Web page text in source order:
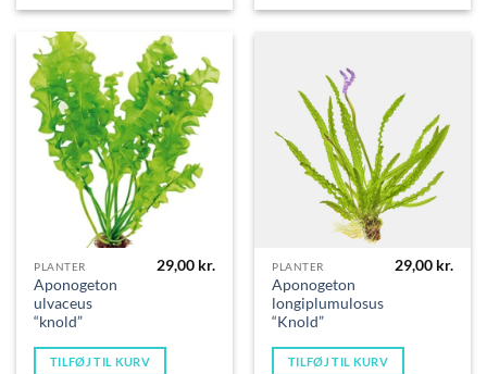
PLANTER
Aponogeton
ulvaceus
“knold”
29,00 kr.
TILFØJ TIL KURV
PLANTER
Aponogeton
longiplumulosus
“Knold”
29,00 kr.
TILFØJ TIL KURV